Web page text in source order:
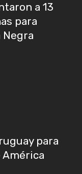
a 13
para
para